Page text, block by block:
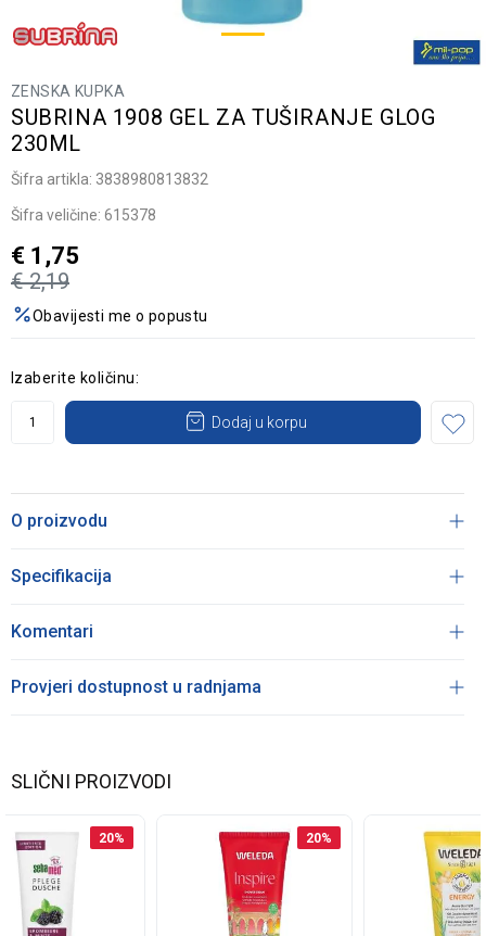
ZENSKA KUPKA
SUBRINA 1908 GEL ZA TUŠIRANJE GLOG
230ML
Šifra artikla: 3838980813832
Šifra veličine: 615378
€ 2,19
€ 1,75
Obavijesti me o popustu
Izaberite količinu:
Dodaj u korpu
O proizvodu
Specifikacija
Komentari
Provjeri dostupnost u radnjama
SLIČNI PROIZVODI
20% 20%